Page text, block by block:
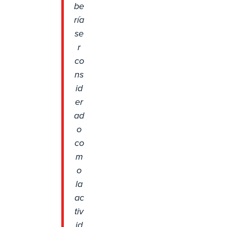
be
ría
se
r
co
ns
id
er
ad
o
co
m
o
la
ac
tiv